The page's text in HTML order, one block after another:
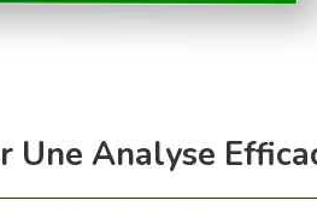
Une Analyse